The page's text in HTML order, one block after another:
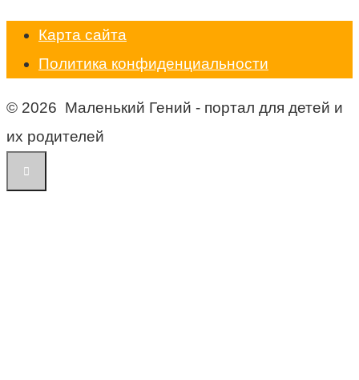
Карта сайта
Политика конфиденциальности
© 2026 Маленький Гений - портал для детей и
их родителей